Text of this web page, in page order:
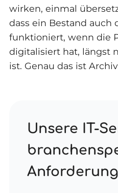
wirken, einmal
dass ein Bestand auch
funktioniert, wenn die
digitalisiert hat, längst
ist. Genau das ist
Unsere IT-